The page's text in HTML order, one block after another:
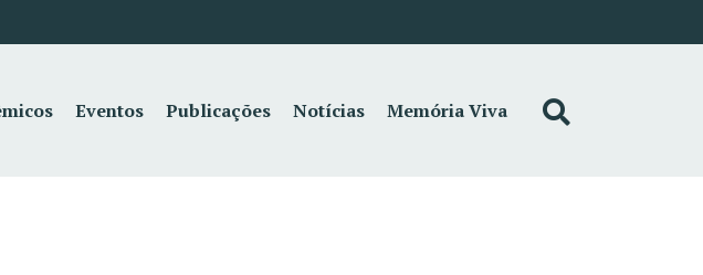
Eventos Publicações Notícias Memória Viva